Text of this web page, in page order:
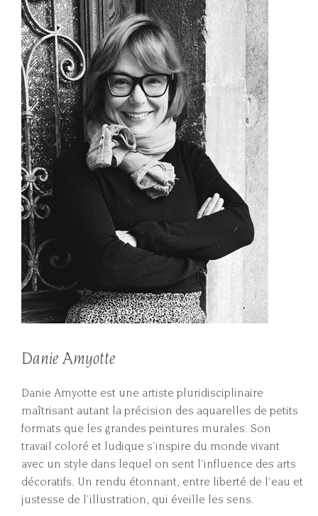
Danie Amyotte
Danie Amyotte est une artiste pluridisciplinaire
maîtrisant autant la précision des aquarelles de petits
formats que les grandes peintures murales. Son
travail coloré et ludique s'inspire du monde vivant
avec un style dans lequel on sent l'influence des arts
décoratifs. Un rendu étonnant, entre liberté de l'eau et
justesse de l'illustration, qui éveille les sens.